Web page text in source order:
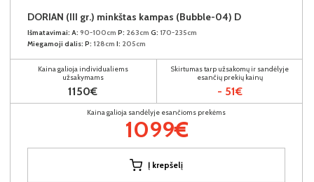
DORIAN (III gr.) minkštas kampas (Bubble-04) D
Išmatavimai: A: 90-100cm P: 263cm G: 170-235cm
Miegamoji dalis: P: 128cm I: 205cm
Kaina galioja individualiems
užsakymams
1150€
Skirtumas tarp užsakomų ir sandėlyje
esančių prekių kainų
- 51€
Kaina galioja sandėlyje esančioms prekėms
1099€
Į krepšelį